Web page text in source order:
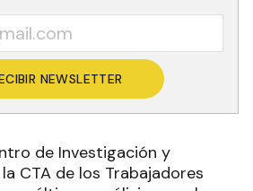
NEWSLETTER
de Investigación y
CTA de los Trabajadores